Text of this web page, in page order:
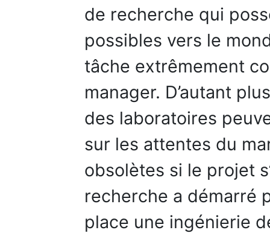
de recherche qui
possibles vers le
tâche extrêmement
manager. D’autant
des laboratoires
sur les attentes du
obsolètes si le projet
recherche a démarré
place une ingénierie